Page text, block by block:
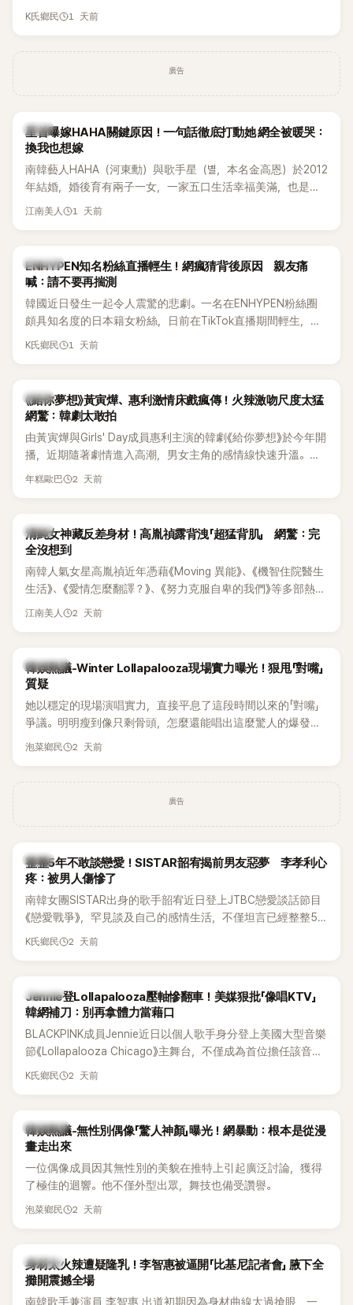
表示，當時選擇瀟灑放手，但如果同樣的事情現在再發生，「我
K氏鄉民 1 天前
廣告
韓星
星首曝嫁HAHA關鍵原因！一句話徹底打動她 網全被暖哭：
換我也想嫁
南韓藝人HAHA（河東勳）與歌手星（별，本名金高恩）於2012
年結婚，婚後育有兩子一女，一家五口生活幸福美滿，也是韓
國演藝圈公認的模範夫妻。近日，星首度公開當年決定嫁給
江南美人 1 天前
K-POP
ENHYPEN知名粉絲直播輕生！網瘋猜背後原因 親友痛
喊：請不要再揣測
韓國近日發生一起令人震驚的悲劇。一名在ENHYPEN粉絲圈
頗具知名度的日本籍女粉絲，日前在TikTok直播期間輕生，最
終不幸身亡，消息曝光後震驚韓網，也讓不少粉絲湧入社群平
K氏鄉民 1 天前
韓劇
《給你夢想》黃寅燁、惠利激情床戲瘋傳！火辣激吻尺度太猛
網驚：韓劇太敢拍
由黃寅燁與Girls' Day成員惠利主演的韓劇《給你夢想》於今年開
播，近期隨著劇情進入高潮，男女主角的感情線快速升溫。最
新播出的第8集不僅上演火辣吻戲，更接連出現床戲橋段，讓
年糕歐巴 2 天前
韓星
清純女神藏反差身材！高胤禎露背洩「超猛背肌」 網驚：完
全沒想到
南韓人氣女星高胤禎近年憑藉《Moving 異能》、《機智住院醫生
生活》、《愛情怎麼翻譯？》、《努力克服自卑的我們》等多部熱門
作品，躍升為韓劇新一代女神代表，不僅演技備受肯定，精緻
細身材下的超狂背肌與肩膀線條，反差感十足，讓不少網友看
傻直呼：「原來她身材這麼猛！」
江南美人 2 天前
熱議討論
韓娛熱議-Winter Lollapalooza現場實力曝光！狠甩「對嘴」
質疑
她以穩定的現場演唱實力，直接平息了這段時間以來的「對嘴」
爭議。明明瘦到像只剩骨頭，怎麼還能唱出這麼驚人的爆發力
和音量？
泡菜鄉民 2 天前
廣告
韓星
整整5年不敢談戀愛！SISTAR韶宥揭前男友惡夢 李孝利心
疼：被男人傷慘了
南韓女團SISTAR出身的歌手韶宥近日登上JTBC戀愛談話節目
《戀愛戰爭》，罕見談及自己的感情生活，不僅坦言已經整整5
年沒有談戀愛，更首度透露空窗至今的原因，全與上一段戀情
K氏鄉民 2 天前
K-POP
Jennie登Lollapalooza壓軸慘翻車！美媒狠批「像唱KTV」
韓網補刀：別再拿體力當藉口
BLACKPINK成員Jennie近日以個人歌手身分登上美國大型音樂
節《Lollapalooza Chicago》主舞台，不僅成為首位擔任該音樂
節Headliner（壓軸主秀）的K-POP女SOLO歌手，寫下全新紀
形容整場演出「就像一場豪華KTV」。
K氏鄉民 2 天前
熱議討論
韓娛熱議-無性別偶像「驚人神顏」曝光！網暴動：根本是從漫
畫走出來
一位偶像成員因其無性別的美貌在推特上引起廣泛討論，獲得
了極佳的迴響。他不僅外型出眾，舞技也備受讚譽。
泡菜鄉民 2 天前
K-POP
身材太火辣遭疑隆乳！李智惠被逼開「比基尼記者會」 腋下全
攤開震撼全場
南韓歌手兼演員 李智惠 出道初期因為身材曲線太過搶眼，一